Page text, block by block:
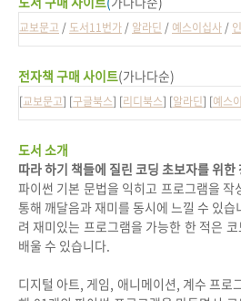
교보문고 / 도서11번가 / 알라딘 / 예스이십사 /
전자책 구매 사이트(가나다순)
[교보문고] [구글북스] [리디북스] [알라딘] [예스
도서 소개
따라 하기 책들에 질린 코딩 초보자를 위
파이썬 기본 문법을 익히고 프로그램을 작
통해 깨달음과 재미를 동시에 느낄 수 있
려 재미있는 프로그램을 가능한 한 적은
배울 수 있습니다.
디지털 아트, 게임, 애니메이션, 계수 프로